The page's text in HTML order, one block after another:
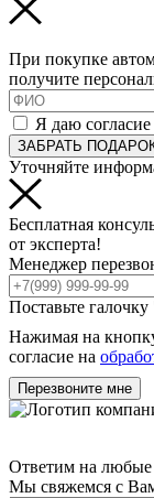
При покупке
получите
Я даю
ЗАБРАТЬ
Уточняйте
Бесплатная
от эксперта!
Менеджер
Поставьте
Нажимая на
согласие на
Перезвоните мне
Ответим на
Мы свяжемся с